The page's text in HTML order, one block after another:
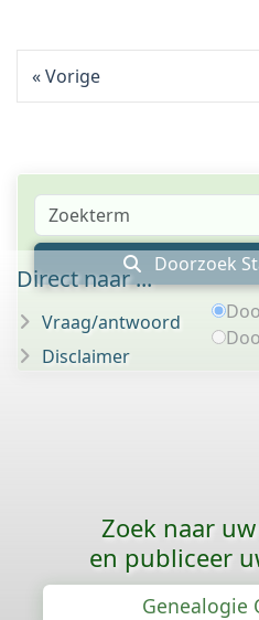
Vorige
Doorzoek
Direct naar ...
Vraag/antwoord
Disclaimer
Zoek naar
en publiceer
Genealogie